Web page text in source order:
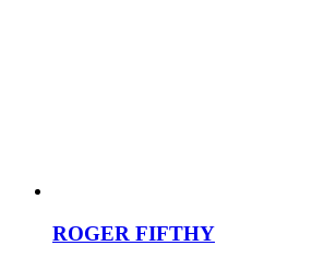
ROGER FIFTHY